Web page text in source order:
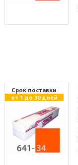
Cрок поставки
от 1 до 30 дней